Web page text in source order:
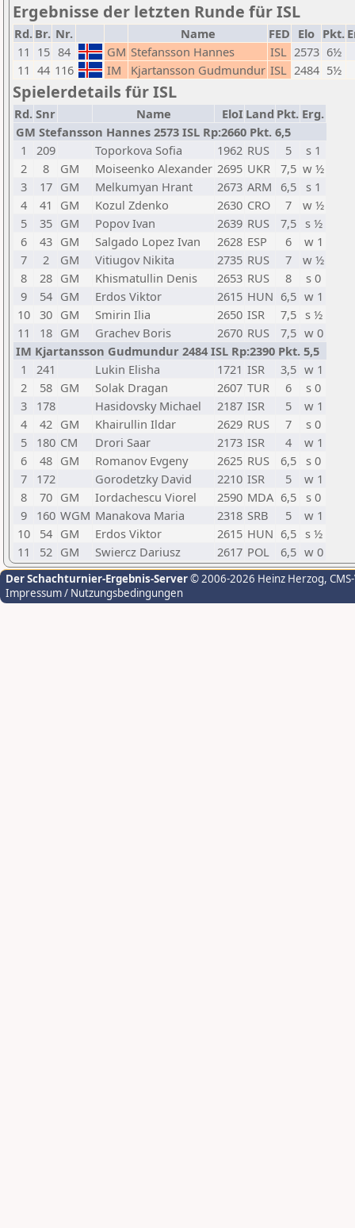
Ergebnisse der letzten Runde für ISL
Rd. Br. Nr. Name FED Elo Pkt.
11 15 84 GM Stefansson Hannes ISL 2573 6½
11 44 116 IM Kjartansson Gudmundur ISL 2484 5½
Spielerdetails für ISL
Rd. Snr Name EloI Land Pkt. Erg.
GM Stefansson Hannes 2573 ISL Rp:2660 Pkt. 6,5
1
209 Toporkova Sofia 1962 RUS 5
s 1
2
8 GM Moiseenko Alexander 2695 UKR 7,5 w ½
3
17 GM Melkumyan Hrant 2673 ARM 6,5
s 1
4
41 GM Kozul Zdenko 2630 CRO 7
w ½
5
35 GM Popov Ivan 2639 RUS 7,5
s ½
6
43 GM Salgado Lopez Ivan 2628 ESP 6
w 1
7
2 GM Vitiugov Nikita 2735 RUS 7
w ½
8
28 GM Khismatullin Denis 2653 RUS 8
s 0
9
54 GM Erdos Viktor 2615 HUN 6,5 w 1
10 30 GM Smirin Ilia 2650 ISR 7,5 s ½
11
18 GM Grachev Boris 2670 RUS 7,5 w 0
IM Kjartansson Gudmundur 2484 ISL Rp:2390 Pkt. 5,5
1
241 Lukin Elisha 1721 ISR 3,5 w 1
2
58 GM Solak Dragan 2607 TUR 6
s 0
3
178 Hasidovsky Michael 2187 ISR 5
w 1
4
42 GM Khairullin Ildar 2629 RUS 7
s 0
5
180 CM Drori Saar 2173 ISR 4
w 1
6
48 GM Romanov Evgeny 2625 RUS 6,5
s 0
7
172 Gorodetzky David 2210 ISR 5
w 1
8
70 GM Iordachescu Viorel 2590 MDA 6,5
s 0
9
160 WGM Manakova Maria 2318 SRB 5
w 1
10
54 GM Erdos Viktor 2615 HUN 6,5 s ½
11
52 GM Swiercz Dariusz 2617 POL 6,5 w 0
Der Schachturnier-Ergebnis-Server© 2006-2026 Heinz Herzog,
Impressum / Nutzungsbedingungen